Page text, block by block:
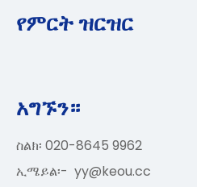
የምርት ዝርዝር
አግኙን።
ስልክ፡ 020-8645 9962
ኢሜይል፡- yy@keou.cc